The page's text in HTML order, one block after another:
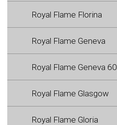
Royal Flame Florina
Royal Flame Geneva
Royal Flame Geneva 60
Royal Flame Glasgow
Royal Flame Gloria